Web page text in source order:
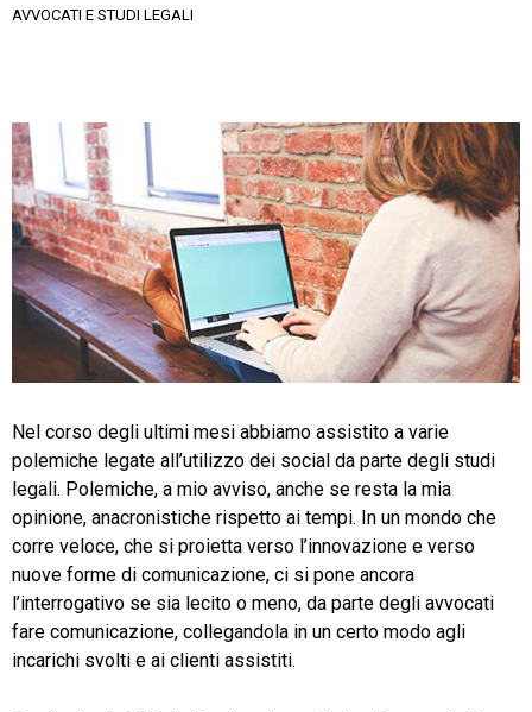
Email Marketing
Fatturazione
Financial Solutions
HR
Trust Services
TeamSystem Store
AVVOCATI E STUDI LEGALI
Nel corso degli ultimi mesi abbiamo assistito a varie
polemiche legate all’utilizzo dei social da parte degli studi
legali. Polemiche, a mio avviso, anche se resta la mia
opinione, anacronistiche rispetto ai tempi. In un mondo che
corre veloce, che si proietta verso l’innovazione e verso
nuove forme di comunicazione, ci si pone ancora
l’interrogativo se sia lecito o meno, da parte degli avvocati
fare comunicazione, collegandola in un certo modo agli
incarichi svolti e ai clienti assistiti.